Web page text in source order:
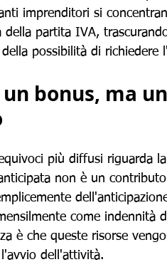
imprenditori si
della partita IVA,
possibilità di
un bonus, ma
più diffusi riguarda
non è un
come indennità
è che queste risorse
dell'attività.